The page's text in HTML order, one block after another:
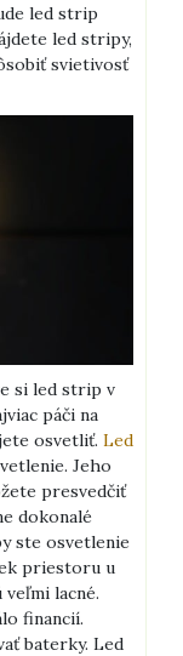
led strip
led stripy,
svietivosť
si led strip v
páči na
osvetliť. Led
Jeho
presvedčiť
dokonalé
ste osvetlenie
priestoru u
lacné.
financií.
baterky. Led